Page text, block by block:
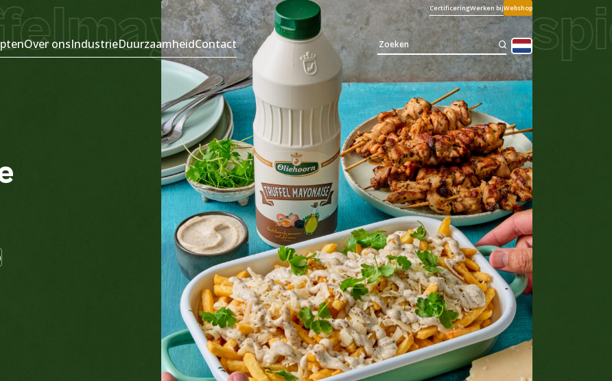
CertificeringWerken bijWebshop
Over onsIndustrieDuurzaamheidContact en